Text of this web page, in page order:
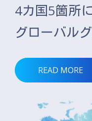
4カ国5箇所
グローバル
READ MORE